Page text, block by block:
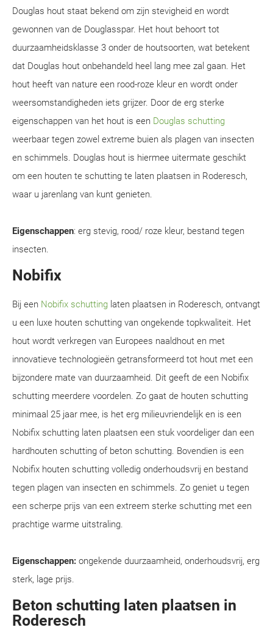
Douglas hout staat bekend om zijn stevigheid en wordt
gewonnen van de Douglasspar. Het hout behoort tot
duurzaamheidsklasse 3 onder de houtsoorten, wat betekent
dat Douglas hout onbehandeld heel lang mee zal gaan. Het
hout heeft van nature een rood-roze kleur en wordt onder
weersomstandigheden iets grijzer. Door de erg sterke
eigenschappen van het hout is een Douglas schutting
weerbaar tegen zowel extreme buien als plagen van insecten
en schimmels. Douglas hout is hiermee uitermate geschikt
om een houten te schutting te laten plaatsen in Roderesch,
waar u jarenlang van kunt genieten.
Eigenschappen: erg stevig, rood/ roze kleur, bestand tegen
insecten.
Nobifix
Bij een Nobifix schutting laten plaatsen in Roderesch, ontvangt
u een luxe houten schutting van ongekende topkwaliteit. Het
hout wordt verkregen van Europees naaldhout en met
innovatieve technologieën getransformeerd tot hout met een
bijzondere mate van duurzaamheid. Dit geeft de een Nobifix
schutting meerdere voordelen. Zo gaat de houten schutting
minimaal 25 jaar mee, is het erg milieuvriendelijk en is een
Nobifix schutting laten plaatsen een stuk voordeliger dan een
hardhouten schutting of beton schutting. Bovendien is een
Nobifix houten schutting volledig onderhoudsvrij en bestand
tegen plagen van insecten en schimmels. Zo geniet u tegen
een scherpe prijs van een extreem sterke schutting met een
prachtige warme uitstraling.
Eigenschappen: ongekende duurzaamheid, onderhoudsvrij, erg
sterk, lage prijs.
Beton schutting laten plaatsen in
Roderesch